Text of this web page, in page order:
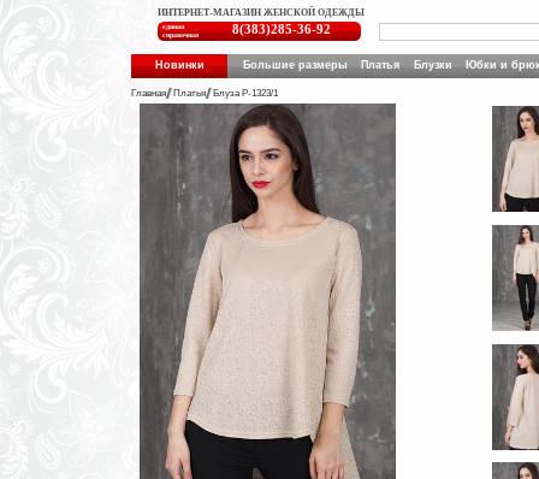
ИНТЕРНЕТ-МАГАЗИН ЖЕНСКОЙ ОДЕЖДЫ
единая
справочная
8(383)285-36-92
Новинки Большие размеры Платья Блузки Юбки и
Главная Платья Блуза Р-1323/1